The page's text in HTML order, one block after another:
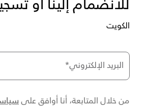
للانضمام إلينا أو
الكويت
البريد الإلكتروني*
من خلال المتابعة، أنا أوافق على